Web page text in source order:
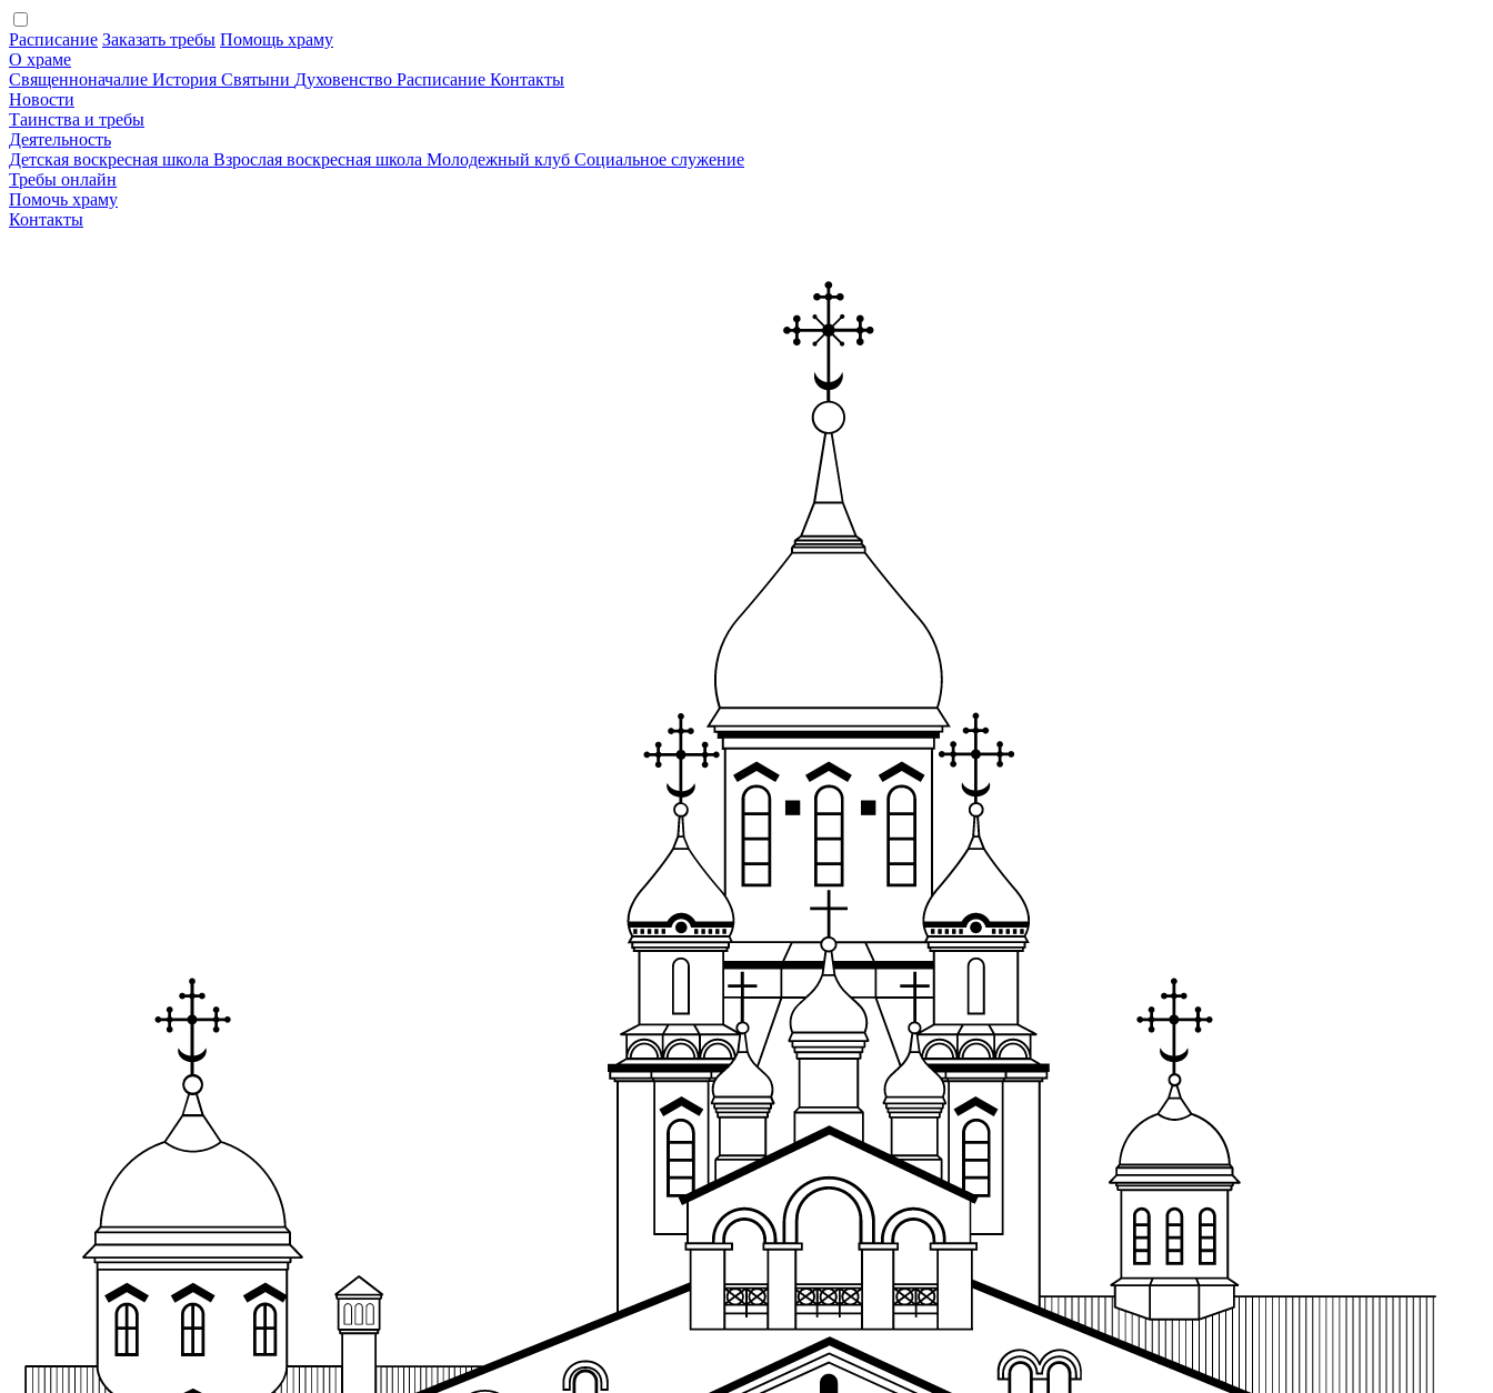
Расписание Заказать требы Помощь храму
О храме
Священноначалие История Святыни Духовенство Расписание Контакты
Новости
Таинства и требы
Деятельность
Детская воскресная школа Взрослая воскресная школа Молодежный клуб Социальное служение
Требы онлайн
Помочь храму
Контакты